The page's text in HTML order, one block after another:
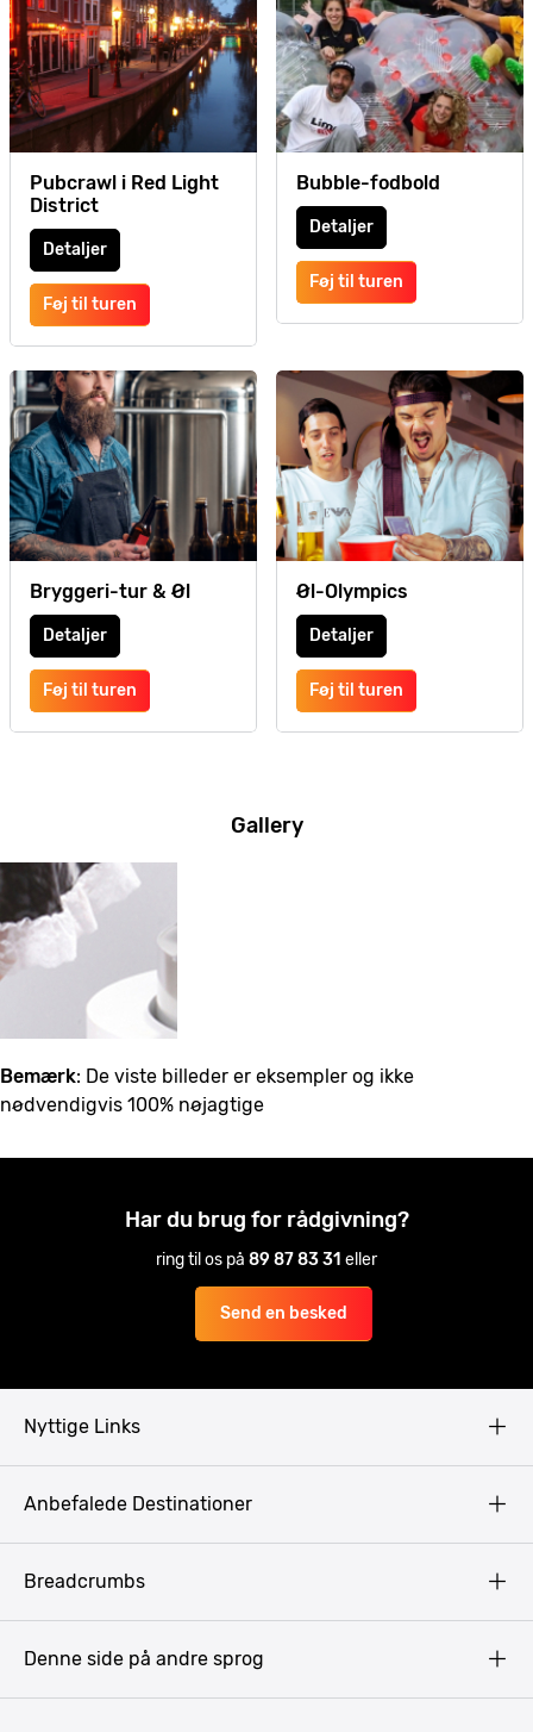
Pubcrawl i Red Light
District
Detaljer
Føj til turen
Bubble-fodbold
Detaljer
Føj til turen
Bryggeri-tur & Øl
Detaljer
Føj til turen
Øl-Olympics
Detaljer
Føj til turen
Gallery
Bemærk: De viste billeder er eksempler og ikke
nødvendigvis 100% nøjagtige
Har du brug for rådgivning?
ring til os på 89 87 83 31 eller
Send en besked
Nyttige Links
Anbefalede Destinationer
Breadcrumbs
Denne side på andre sprog